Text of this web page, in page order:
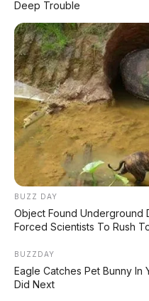
DIJUAL :
Bali – Kondisi
Lihat
DATABASEARTIKEL
Deep Trouble
BUZZ DAY
Object Found
Forced Scientists To Rush
BUZZDAY
Eagle Catches Pet Bunny
Did Next